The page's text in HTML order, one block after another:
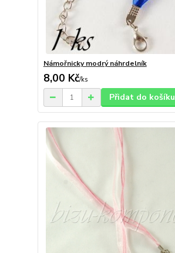
Námořnicky modrý náhrdelník
8,00 Kč/ks
Přidat do košíku